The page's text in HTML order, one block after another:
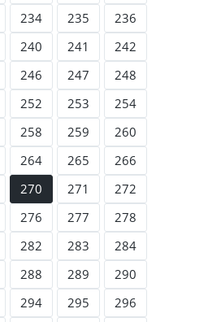
234 235
236
240 241
242
246 247
248
252 253
254
258 259
260
264 265
266
270 271
272
276 277
278
282 283
284
288 289
290
294 295
296